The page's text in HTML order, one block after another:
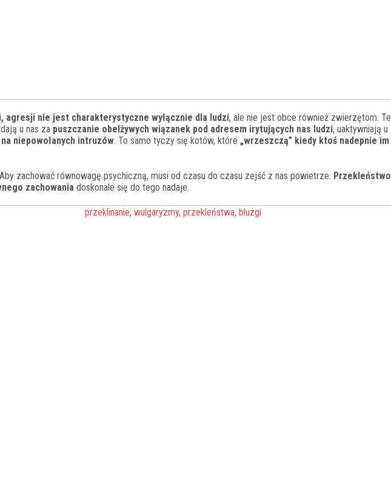
agresji nie jest charakterystyczne wyłącznie dla ludzi, ale nie jest obce również zwierzętom. Te
u nas za puszczanie obelżywych wiązanek pod adresem irytujących nas ludzi, uaktywniają u
niepowołanych intruzów. To samo tyczy się kotów, które „wrzeszczą” kiedy ktoś nadepnie im
Aby zachować równowagę psychiczną, musi od czasu do czasu zejść z nas powietrze. Przekleństwo
zachowania doskonale się do tego nadaje.